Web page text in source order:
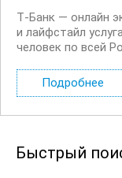
Т‑Банк — онлайн
и лайфстайл
человек по всей
будете делать:
депозитным
Подробнее
Быстрый